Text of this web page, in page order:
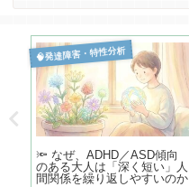
🧠発達障害・特性分析
🔦 なぜ、ADHD／ASD傾向
のある大人は「深く短い」人
間関係を繰り返しやすいのか